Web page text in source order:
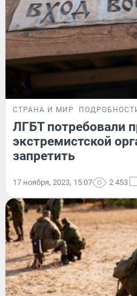
СТРАНА И МИР
ЛГБТ потребовали
экстремистской
запретить
17 ноября, 2023, 15:07 2 453